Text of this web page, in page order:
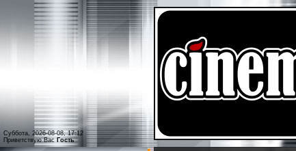
Суббота, 2026-08-08, 17:12
Приветствую Вас Гость